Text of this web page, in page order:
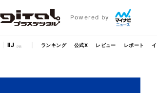
Powered by
IIJ ランキング 公式X レビュー レポート